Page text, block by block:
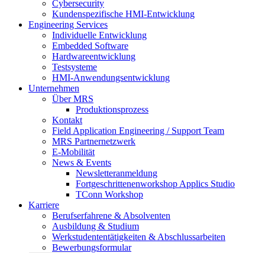
Cybersecurity
Kundenspezifische HMI-Entwicklung
Engineering Services
Individuelle Entwicklung
Embedded Software
Hardwareentwicklung
Testsysteme
HMI-Anwendungsentwicklung
Unternehmen
Über MRS
Produktionsprozess
Kontakt
Field Application Engineering / Support Team
MRS Partnernetzwerk
E-Mobilität
News & Events
Newsletteranmeldung
Fortgeschrittenenworkshop Applics Studio
TConn Workshop
Karriere
Berufserfahrene & Absolventen
Ausbildung & Studium
Werkstudententätigkeiten & Abschlussarbeiten
Bewerbungsformular